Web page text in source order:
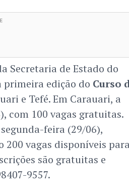
Secretaria de Estado do
primeira edição do Curso
e Tefé. Em Carauari, a
com 100 vagas gratuitas.
feira (29/06),
200 vagas disponíveis para
são gratuitas e
9557.